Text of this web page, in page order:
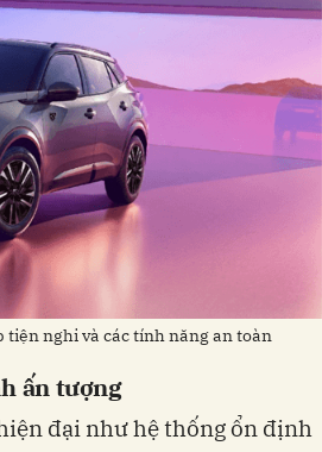
tiện nghi và các tính năng an toàn
ấn tượng
đại như hệ thống ổn định